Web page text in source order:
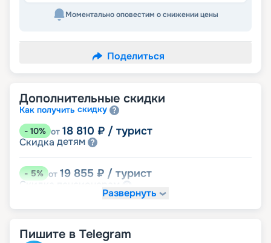
Моментально оповестим о снижении цены
Поделиться
Дополнительные скидки
Как получить скидку
- 10% от 18 810 ₽ / турист
Скидка детям
-5% от 19 855 ₽ / турист
Скидка
Неполное размещение
Развернуть
Пишите в Telegram